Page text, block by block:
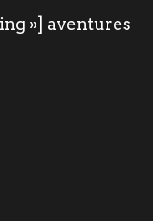
»] aventures